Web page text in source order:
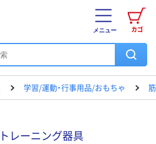
カゴ
メニュー
学習/運動・行事用品/おもちゃ
トレーニング器具